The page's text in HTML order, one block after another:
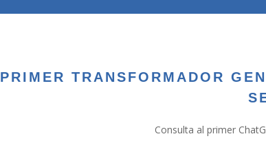
PRIMER TRANSFORMADOR
Consulta al primer